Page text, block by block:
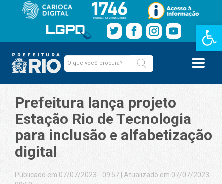
Barra de
Prefeitura lança projeto
Estação Rio de Tecnologia
para inclusão e alfabetização
digital
Publicado em 07/07/2023 - 09:57
Atualizado em 07/07/2023 -